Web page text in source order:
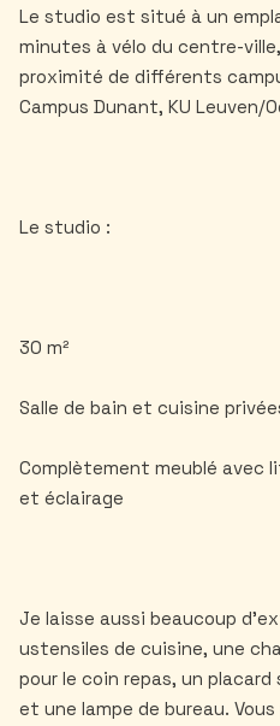
Le studio est situé à un
minutes à vélo du centre-
proximité de différents
Campus Dunant, KU Leuven/
Le studio :
30 m²
Salle de bain et cuisine
Complètement meublé avec
et éclairage
Je laisse aussi beaucoup
ustensiles de cuisine, une
pour le coin repas, un
et une lampe de bureau.